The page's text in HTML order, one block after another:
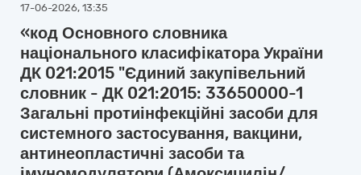
17-06-2026, 13:35
«код Основного словника
національного класифікатора України
ДК 021:2015 "Єдиний закупівельний
словник - ДК 021:2015: 33650000-1
Загальні протиінфекційні засоби для
системного застосування, вакцини,
антинеопластичні засоби та